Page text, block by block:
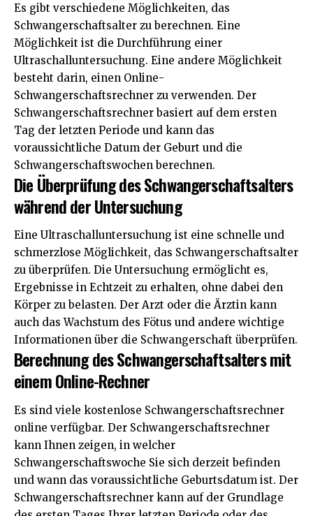
Es gibt verschiedene Möglichkeiten, das
Schwangerschaftsalter zu berechnen. Eine
Möglichkeit ist die Durchführung einer
Ultraschalluntersuchung. Eine andere Möglichkeit
besteht darin, einen Online-
Schwangerschaftsrechner zu verwenden. Der
Schwangerschaftsrechner basiert auf dem ersten
Tag der letzten Periode und kann das
voraussichtliche Datum der Geburt und die
Schwangerschaftswochen berechnen.
Die Überprüfung des Schwangerschaftsalters
während der Untersuchung
Eine Ultraschalluntersuchung ist eine schnelle und
schmerzlose Möglichkeit, das Schwangerschaftsalter
zu überprüfen. Die Untersuchung ermöglicht es,
Ergebnisse in Echtzeit zu erhalten, ohne dabei den
Körper zu belasten. Der Arzt oder die Ärztin kann
auch das Wachstum des Fötus und andere wichtige
Informationen über die Schwangerschaft überprüfen.
Berechnung des Schwangerschaftsalters mit
einem Online-Rechner
Es sind viele kostenlose Schwangerschaftsrechner
online verfügbar. Der Schwangerschaftsrechner
kann Ihnen zeigen, in welcher
Schwangerschaftswoche Sie sich derzeit befinden
und wann das voraussichtliche Geburtsdatum ist. Der
Schwangerschaftsrechner kann auf der Grundlage